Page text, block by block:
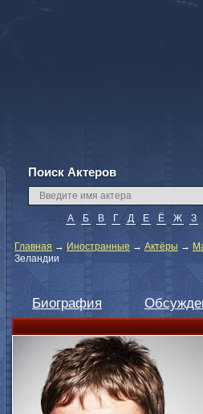
Поиск Актеров
А Б В Г Д Е Ё Ж З
Главная → Иностранные → Актёры →
Зеландии
Биография